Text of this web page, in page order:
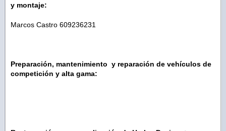
y montaje:
Marcos Castro 609236231
Preparación, mantenimiento y reparación de vehículos de
competición y alta gama: